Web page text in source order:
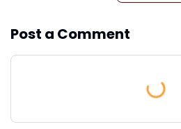
Post a Comment